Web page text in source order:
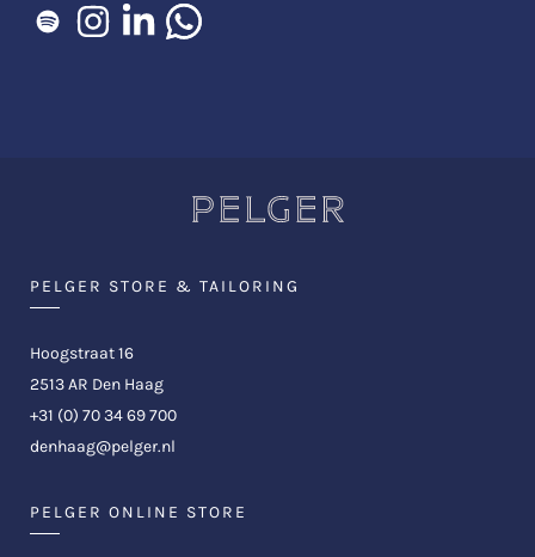
PELGER STORE & TAILORING
Hoogstraat 16
2513 AR Den Haag
+31 (0) 70 34 69 700
denhaag@pelger.nl
PELGER ONLINE STORE